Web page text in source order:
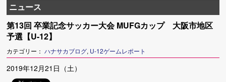
ニュース
第13回 卒業記念サッカー大会 MUFGカップ 大阪市地区
予選【U-12】
カテゴリー：ハナサカブログ, U-12ゲームレポート
2019年12月21日（土）